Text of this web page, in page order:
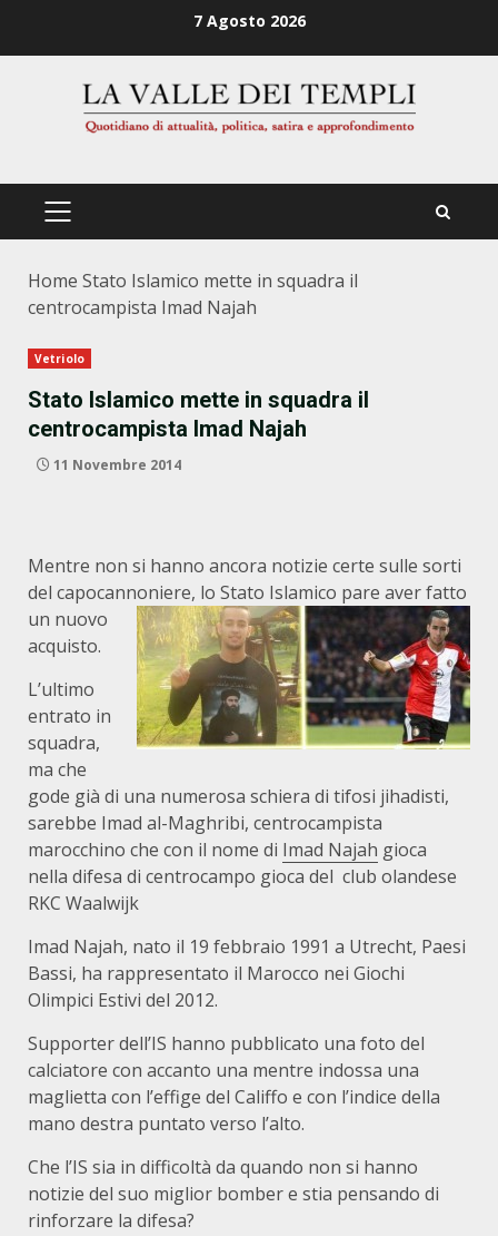
7 Agosto 2026
PRIMÄRES
Home Stato Islamico mette in squadra il
centrocampista Imad Najah
Vetriolo
Stato Islamico mette in squadra il
centrocampista Imad Najah
11 Novembre 2014
Mentre non si hanno ancora notizie certe sulle sorti
del capocannoniere, lo Stato Islamico pare aver fatto
un nuovo
acquisto.
L’ultimo
entrato in
squadra,
ma che
gode già di una numerosa schiera di tifosi jihadisti,
sarebbe Imad al-Maghribi, centrocampista
marocchino che con il nome di Imad Najah gioca
nella difesa di centrocampo gioca del club olandese
RKC Waalwijk
Imad Najah, nato il 19 febbraio 1991 a Utrecht, Paesi
Bassi, ha rappresentato il Marocco nei Giochi
Olimpici Estivi del 2012.
Supporter dell’IS hanno pubblicato una foto del
calciatore con accanto una mentre indossa una
maglietta con l’effige del Califfo e con l’indice della
mano destra puntato verso l’alto.
Che l’IS sia in difficoltà da quando non si hanno
notizie del suo miglior bomber e stia pensando di
rinforzare la difesa?